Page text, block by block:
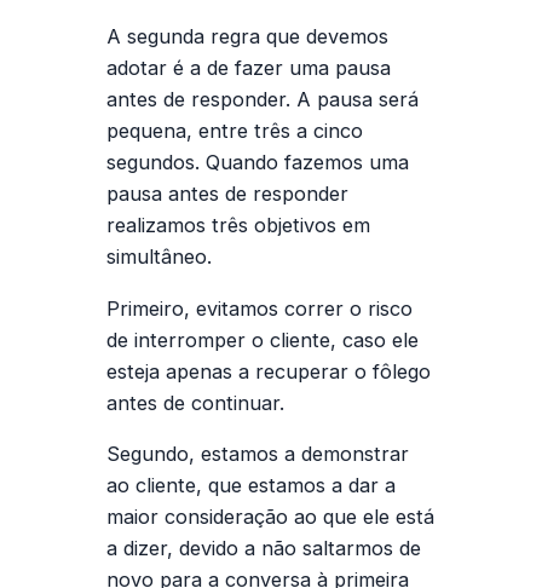
A segunda regra que devemos
adotar é a de fazer uma pausa
antes de responder. A pausa será
pequena, entre três a cinco
segundos. Quando fazemos uma
pausa antes de responder
realizamos três objetivos em
simultâneo.
Primeiro, evitamos correr o risco
de interromper o cliente, caso ele
esteja apenas a recuperar o fôlego
antes de continuar.
Segundo, estamos a demonstrar
ao cliente, que estamos a dar a
maior consideração ao que ele está
a dizer, devido a não saltarmos de
novo para a conversa à primeira